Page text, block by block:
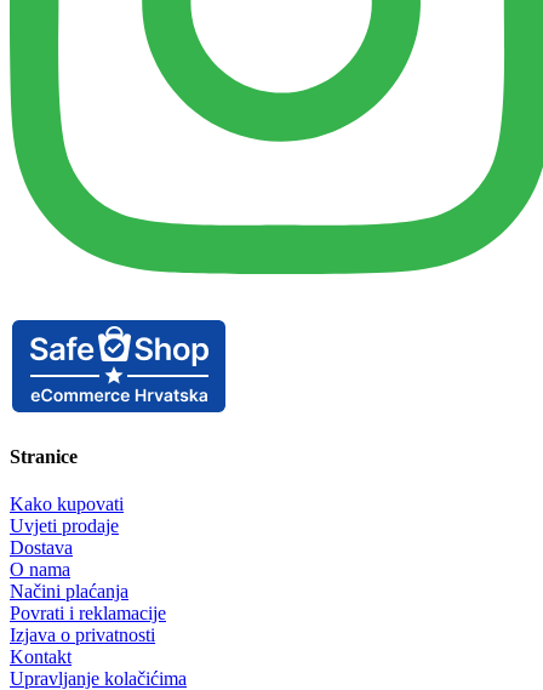
Stranice
Kako kupovati
Uvjeti prodaje
Dostava
O nama
Načini plaćanja
Povrati i reklamacije
Izjava o privatnosti
Kontakt
Upravljanje kolačićima